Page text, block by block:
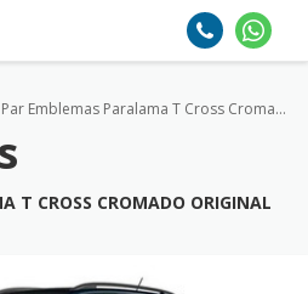
Par Emblemas Paralama T Cross Cromado Original 2gp064317a
T CROSS CROMADO ORIGINAL